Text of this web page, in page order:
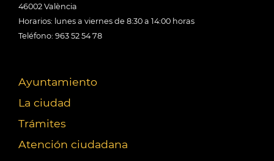
46002 València
Horarios: lunes a viernes de 8:30 a 14:00 horas
Teléfono: 963 52 54 78
Ayuntamiento
La ciudad
Trámites
Atención ciudadana